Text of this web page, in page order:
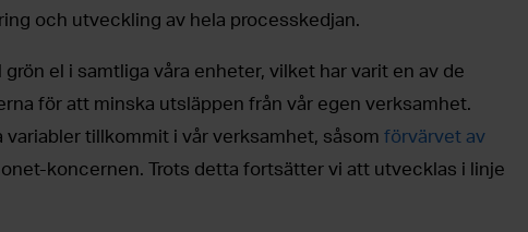
och utveckling av hela processkedjan.
el i samtliga våra enheter, vilket har varit en av de
för att minska utsläppen från vår egen verksamhet.
variabler tillkommit i vår verksamhet, såsom förvärvet av
koncernen. Trots detta fortsätter vi att utvecklas i linje